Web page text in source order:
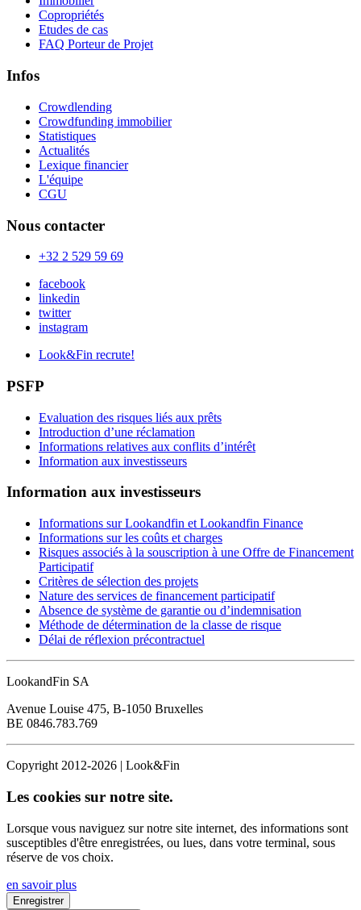
Copropriétés
Etudes de cas
FAQ Porteur de Projet
Infos
Crowdlending
Crowdfunding immobilier
Statistiques
Actualités
Lexique financier
L'équipe
CGU
Nous contacter
+32 2 529 59 69
facebook
linkedin
twitter
instagram
Look&Fin recrute!
PSFP
Evaluation des risques liés aux prêts
Introduction d’une réclamation
Informations relatives aux conflits d’intérêt
Information aux investisseurs
Information aux investisseurs
Informations sur Lookandfin et Lookandfin Finance
Informations sur les coûts et charges
Risques associés à la souscription à une Offre de Financement
Participatif
Critères de sélection des projets
Nature des services de financement participatif
Absence de système de garantie ou d’indemnisation
Méthode de détermination de la classe de risque
Délai de réflexion précontractuel
LookandFin SA
Avenue Louise 475, B-1050 Bruxelles
BE 0846.783.769
Copyright 2012-2026 | Look&Fin
Les cookies sur notre site.
Lorsque vous naviguez sur notre site internet, des informations sont
susceptibles d'être enregistrées, ou lues, dans votre terminal, sous
réserve de vos choix.
en savoir plus
Enregistrer